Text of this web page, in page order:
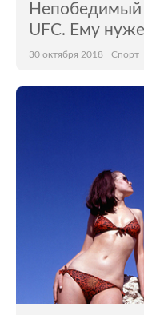
Непобедимый
UFC. Ему
30 октября 2018 Спорт